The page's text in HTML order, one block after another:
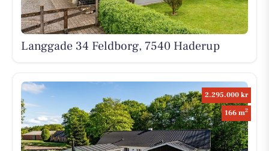
Langgade 34 Feldborg, 7540 Haderup
2.295.000 kr
166 m2